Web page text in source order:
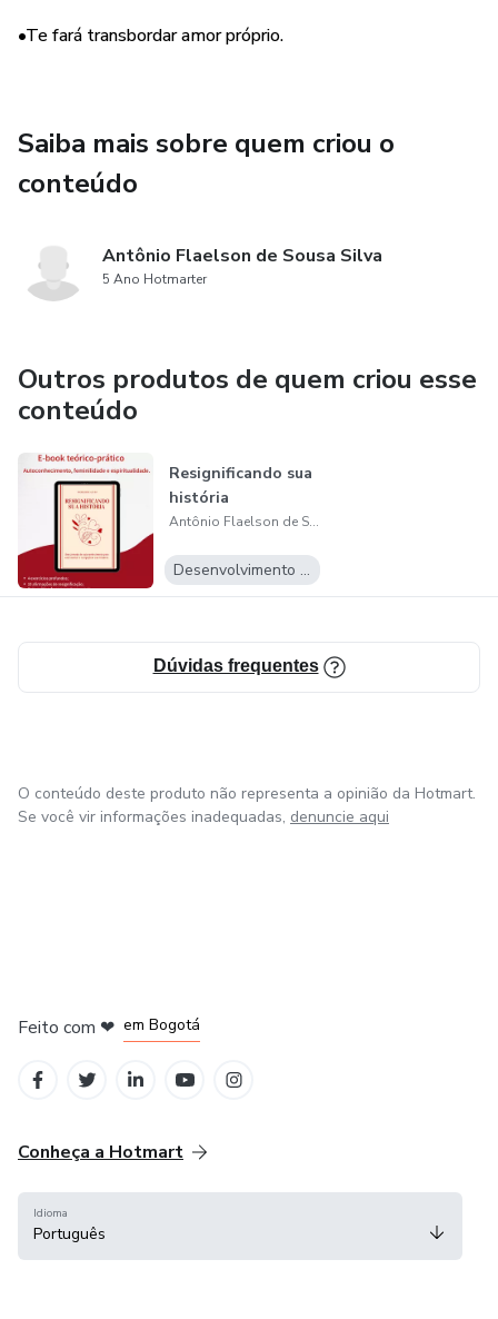
•Te fará transbordar amor próprio.
Saiba mais sobre quem criou o
conteúdo
Antônio Flaelson de Sousa Silva
5 Ano Hotmarter
Outros produtos de quem criou esse
conteúdo
Resignificando sua
história
Antônio Flaelson de Sousa Silva
Desenvolvimento Pessoal
Dúvidas frequentes
O conteúdo deste produto não representa a opinião da Hotmart.
Se você vir informações inadequadas, denuncie aqui
Feito com ❤ em Bogotá
Conheça a Hotmart
Idioma
Português